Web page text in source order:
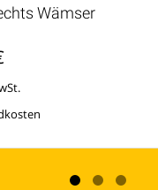
Wämser